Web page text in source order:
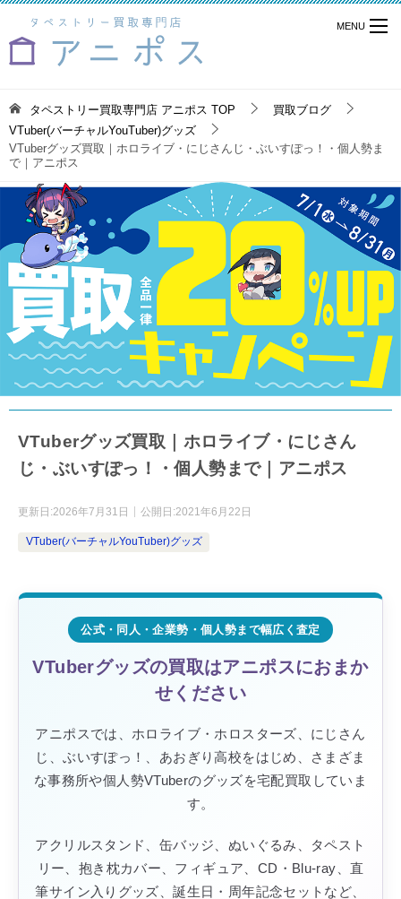
タペストリー買取専門店 アニポス TOP
買取ブログ
VTuber(バーチャルYouTuber)グッズ
VTuberグッズ買取｜ホロライブ・にじさんじ・ぶいすぽっ！・個人勢ま
で｜アニポス
VTuberグッズ買取｜ホロライブ・にじさん
じ・ぶいすぽっ！・個人勢まで｜アニポス
更新日:2026年7月31日 公開日:2021年6月22日
VTuber(バーチャルYouTuber)グッズ
公式・同人・企業勢・個人勢まで幅広く査定
VTuberグッズの買取はアニポスにおまか
せください
アニポスでは、ホロライブ・ホロスターズ、にじさん
じ、ぶいすぽっ！、あおぎり高校をはじめ、さまざま
な事務所や個人勢VTuberのグッズを宅配買取していま
す。
アクリルスタンド、缶バッジ、ぬいぐるみ、タペスト
リー、抱き枕カバー、フィギュア、CD・Blu-ray、直
筆サイン入りグッズ、誕生日・周年記念セットなど、